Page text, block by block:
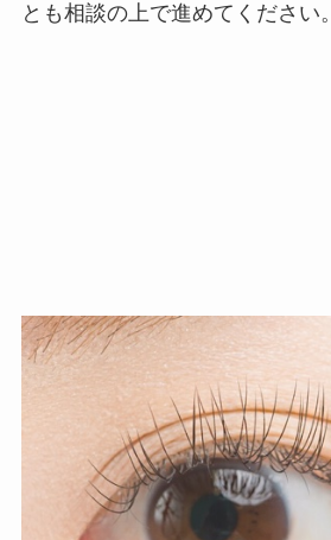
とも相談の上で進めてください。